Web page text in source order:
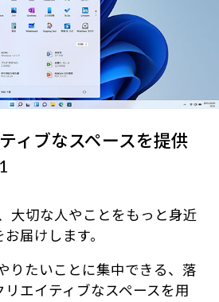
ィブなスペースを提供
大切な人やことをもっと身近
届けします。
りたいことに集中できる、落
エイティブなスペースを用